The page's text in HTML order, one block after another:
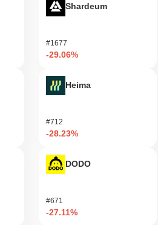
Shardeum
#1677
-29.06%
Heima
#712
-28.23%
DODO
#671
-27.11%